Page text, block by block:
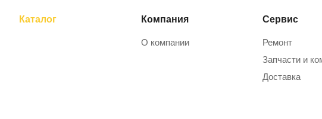
Каталог Компания
О компании
Сервис
Ремонт
Запчасти и
Доставка